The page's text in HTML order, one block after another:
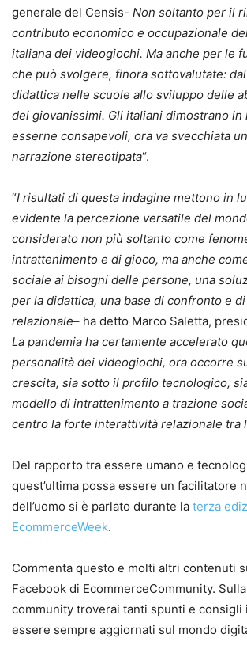
generale del Censis- Non soltanto per il
contributo economico e occupazionale
italiana dei videogiochi. Ma anche per le
che può svolgere, finora sottovalutate:
didattica nelle scuole allo sviluppo delle
dei giovanissimi. Gli italiani dimostrano in
esserne consapevoli, ora va svecchiata
narrazione stereotipata“.
“I risultati di questa indagine mettono in
evidente la percezione versatile del
considerato non più soltanto come
intrattenimento e di gioco, ma anche
sociale ai bisogni delle persone, una
per la didattica, una base di confronto e
relazionale– ha detto Marco Saletta,
La pandemia ha certamente accelerato
personalità dei videogiochi, ora occorre
crescita, sia sotto il profilo tecnologico,
modello di intrattenimento a trazione
centro la forte interattività relazionale tra
Del rapporto tra essere umano e
quest’ultima possa essere un facilitatore
dell’uomo si è parlato durante la terza
EcommerceWeek.
Commenta questo e molti altri contenuti
Facebook di EcommerceCommunity.
community troverai tanti spunti e
essere sempre aggiornati sul mondo